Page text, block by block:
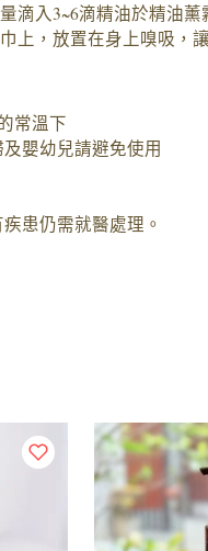
滴入3~6滴精油於精油薰
上，放置在身上嗅吸，
常溫下
嬰幼兒請避免使用
患仍需就醫處理。